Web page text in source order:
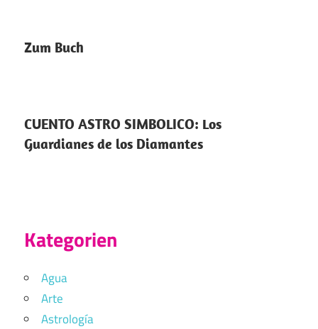
Zum Buch
CUENTO ASTRO SIMBOLICO: Los
Guardianes de los Diamantes
Kategorien
Agua
Arte
Astrología